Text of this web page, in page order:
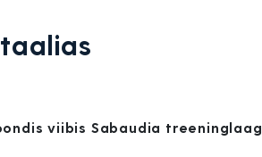
viibis Sabaudia